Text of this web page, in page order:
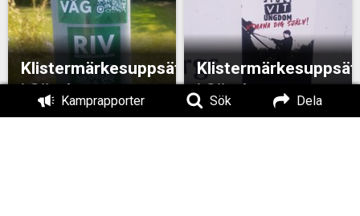
Kamprapporter Sök Dela
Klistermärkesuppsättning
i Göteborg
i Göteborg